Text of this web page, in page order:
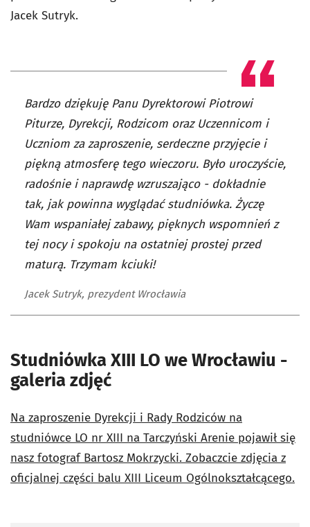
Jacek Sutryk.
Bardzo dziękuję Panu Dyrektorowi Piotrowi
Piturze, Dyrekcji, Rodzicom oraz Uczennicom i
Uczniom za zaproszenie, serdeczne przyjęcie i
piękną atmosferę tego wieczoru. Było uroczyście,
radośnie i naprawdę wzruszająco - dokładnie
tak, jak powinna wyglądać studniówka. Życzę
Wam wspaniałej zabawy, pięknych wspomnień z
tej nocy i spokoju na ostatniej prostej przed
maturą. Trzymam kciuki!
Jacek Sutryk, prezydent Wrocławia
Studniówka XIII LO we Wrocławiu -
galeria zdjęć
Na zaproszenie Dyrekcji i Rady Rodziców na
studniówce LO nr XIII na Tarczyński Arenie pojawił się
nasz fotograf Bartosz Mokrzycki. Zobaczcie zdjęcia z
oficjalnej części balu XIII Liceum Ogólnokształcącego.